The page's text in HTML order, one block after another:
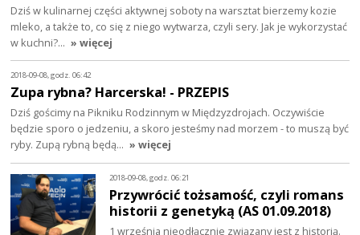
Dziś w kulinarnej części aktywnej soboty na warsztat bierzemy kozie
mleko, a także to, co się z niego wytwarza, czyli sery. Jak je wykorzystać
w kuchni?… » więcej
2018-09-08, godz. 06:42
Zupa rybna? Harcerska! - PRZEPIS
Dziś gościmy na Pikniku Rodzinnym w Międzyzdrojach. Oczywiście
będzie sporo o jedzeniu, a skoro jesteśmy nad morzem - to muszą być
ryby. Zupą rybną będą… » więcej
2018-09-08, godz. 06:21
Przywrócić tożsamość, czyli romans
historii z genetyką (AS 01.09.2018)
1 września nieodłącznie związany jest z historią.